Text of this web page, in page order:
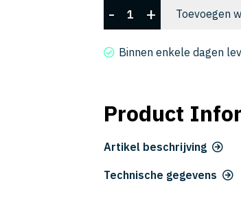
CSELB
2030-
400
- + Toevoegen
Binnen enkele dagen
Product
Artikel beschrijving
Technische gegevens